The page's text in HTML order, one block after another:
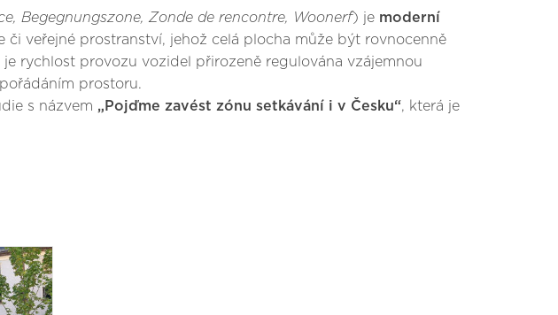
Begegnungszone, Zonde de rencontre, Woonerf) je moderní
či veřejné prostranství, jehož celá plocha může být rovnocenně
rychlost provozu vozidel přirozeně regulována vzájemnou
prostoru.
s názvem „Pojďme zavést zónu setkávání i v Česku“, která je